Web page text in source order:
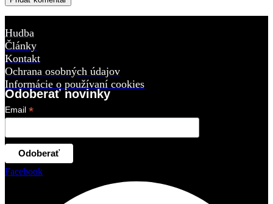
Hudba
Články
Kontakt
Ochrana osobných údajov
Informácie o používaní cookies
Odoberať novinky
Email *
Facebook